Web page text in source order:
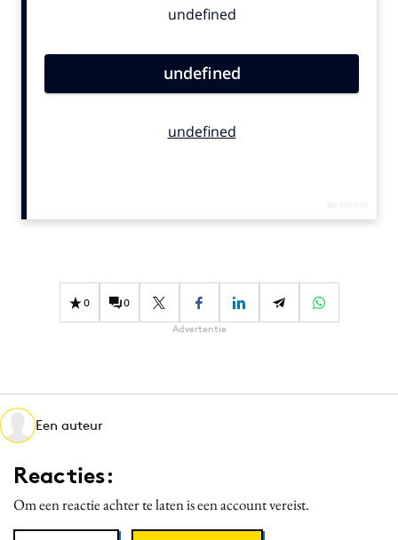
Contentmarketing
Effectiviteit
Gedragsverandering
Martech
Media
Merkstrategie
PR
Programmatic
0 0
Advertentie
Een auteur
Reacties:
Om een reactie achter te laten is een account vereist.